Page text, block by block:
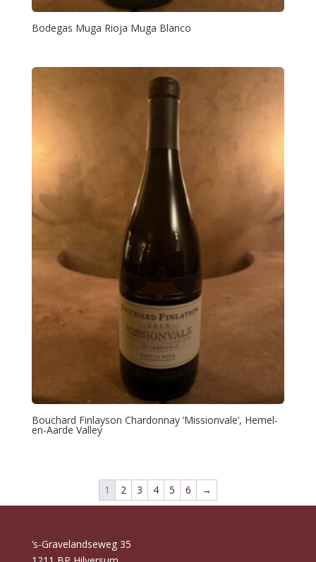
Bodegas Muga Rioja Muga Blanco
Bouchard Finlayson Chardonnay ‘Missionvale’, Hemel-
en-Aarde Valley
1 2 3 4 5 6 →
‘s-Gravelandseweg 35